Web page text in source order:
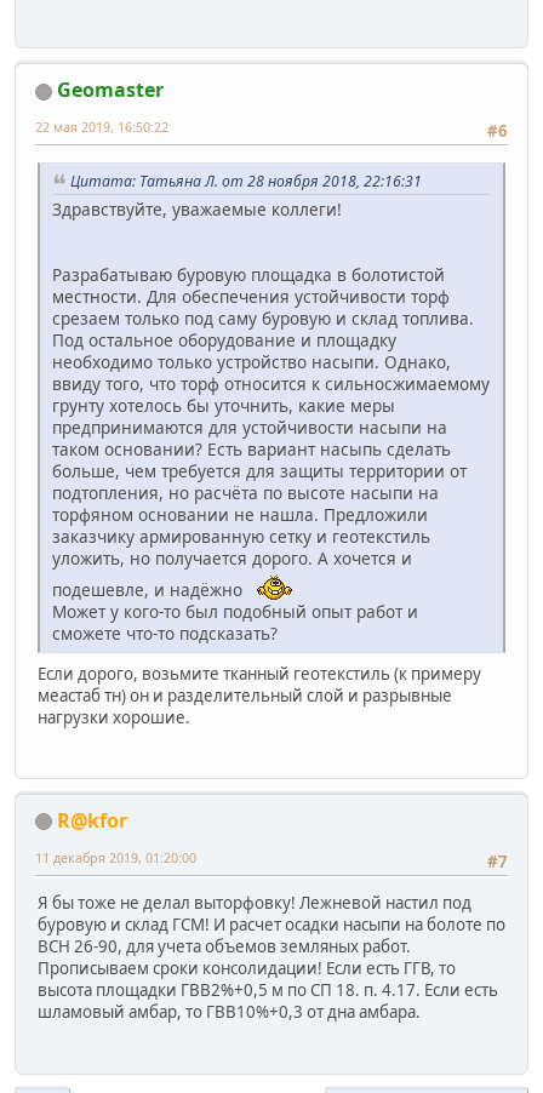
Geomaster
#6
22 мая 2019, 16:50:22
Цитата: Татьяна Л. от 28 ноября 2018, 22:16:31
Здравствуйте, уважаемые коллеги!
Разрабатываю буровую площадка в болотистой
местности. Для обеспечения устойчивости торф
срезаем только под саму буровую и склад топлива.
Под остальное оборудование и площадку
необходимо только устройство насыпи. Однако,
ввиду того, что торф относится к сильносжимаемому
грунту хотелось бы уточнить, какие меры
предпринимаются для устойчивости насыпи на
таком основании? Есть вариант насыпь сделать
больше, чем требуется для защиты территории от
подтопления, но расчёта по высоте насыпи на
торфяном основании не нашла. Предложили
заказчику армированную сетку и геотекстиль
уложить, но получается дорого. А хочется и
подешевле, и надёжно
Может у кого-то был подобный опыт работ и
сможете что-то подсказать?
Если дорого, возьмите тканный геотекстиль (к примеру
меастаб тн) он и разделительный слой и разрывные
нагрузки хорошие.
R@kfor
#7
11 декабря 2019, 01:20:00
Я бы тоже не делал выторфовку! Лежневой настил под
буровую и склад ГСМ! И расчет осадки насыпи на болоте по
ВСН 26-90, для учета объемов земляных работ.
Прописываем сроки консолидации! Если есть ГГВ, то
высота площадки ГВВ2%+0,5 м по СП 18. п. 4.17. Если есть
шламовый амбар, то ГВВ10%+0,3 от дна амбара.